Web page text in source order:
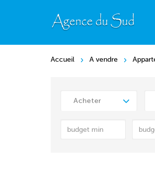
Accueil A vendre
Acheter